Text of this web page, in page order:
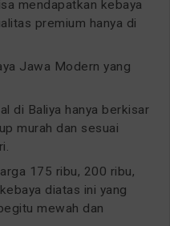
mendapatkan kebaya
premium hanya di
Jawa Modern yang
di Baliya hanya berkisar
murah dan sesuai
175 ribu, 200 ribu,
diatas ini yang
mewah dan